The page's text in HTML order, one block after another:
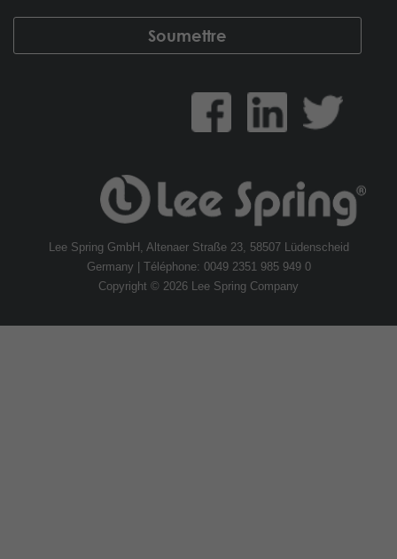
Lee Spring GmbH, Altenaer Straße 23, 58507 Lüdenscheid
Germany | Téléphone: 0049 2351 985 949 0
Copyright © 2026 Lee Spring Company